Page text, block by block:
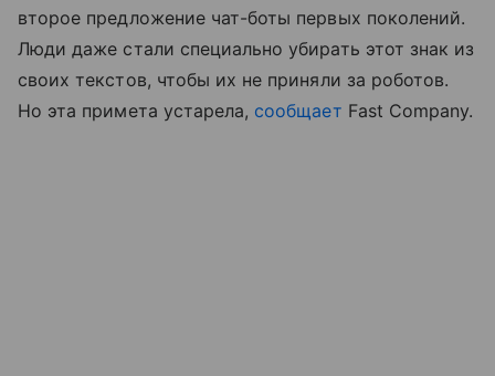
второе предложение чат-боты первых поколений.
Люди даже стали специально убирать этот знак из
своих текстов, чтобы их не приняли за роботов.
Но эта примета устарела, сообщает Fast Company.